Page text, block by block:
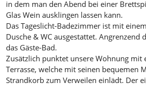
in dem man den Abend bei einer
Glas Wein ausklingen lassen kann.
Das Tageslicht-Badezimmer ist mit
Dusche & WC ausgestattet. Angrenzend
das Gäste-Bad.
Zusätzlich punktet unsere Wohnung mit
Terrasse, welche mit seinen bequemen
Strandkorb zum Verweilen einlädt. Der